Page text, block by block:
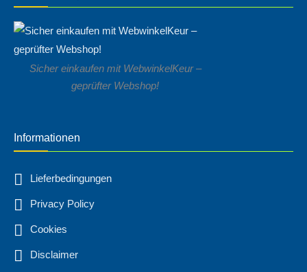
Sicher einkaufen mit WebwinkelKeur –
geprüfter Webshop!
Informationen
Lieferbedingungen
Privacy Policy
Cookies
Disclaimer